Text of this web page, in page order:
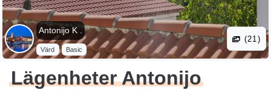
Antonijo K .
Värd Basic
(21)
Lägenheter Antonijo